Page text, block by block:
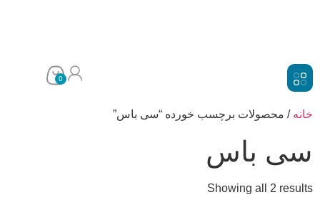
0
خانه / محصولات برچسب خورده “سی باس”
سی باس
Showing all 2 results